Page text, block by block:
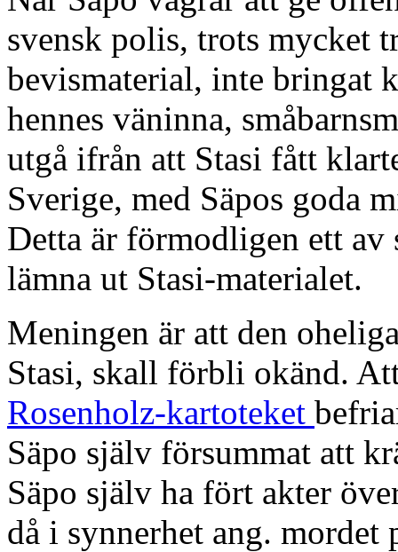
svensk polis, trots mycket
bevismaterial, inte bringat
hennes väninna,
utgå ifrån att Stasi fått
Sverige, med Säpos goda
Detta är förmodligen ett
lämna ut Stasi-materialet.
Meningen är att den
Stasi, skall förbli okänd.
Rosenholz-kartoteket
Säpo själv försummat att
Säpo själv ha fört akter
då i synnerhet ang. mordet